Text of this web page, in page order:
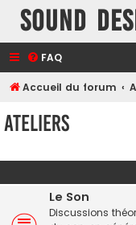
Sound
FAQ
Accueil du forum
Ateliers
Le Son
Discussions